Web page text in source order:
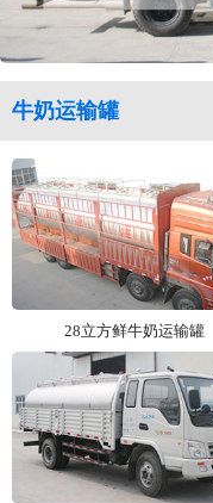
牛奶运输罐
28立方鲜牛奶运输罐